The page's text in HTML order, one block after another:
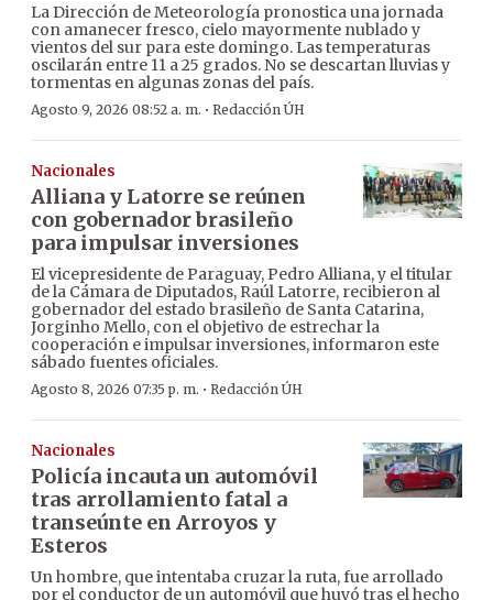
La Dirección de Meteorología pronostica una jornada
con amanecer fresco, cielo mayormente nublado y
vientos del sur para este domingo. Las temperaturas
oscilarán entre 11 a 25 grados. No se descartan lluvias y
tormentas en algunas zonas del país.
Agosto 9, 2026 08:52 a. m. · Redacción ÚH
Nacionales
Alliana y Latorre se reúnen
con gobernador brasileño
para impulsar inversiones
El vicepresidente de Paraguay, Pedro Alliana, y el titular
de la Cámara de Diputados, Raúl Latorre, recibieron al
gobernador del estado brasileño de Santa Catarina,
Jorginho Mello, con el objetivo de estrechar la
cooperación e impulsar inversiones, informaron este
sábado fuentes oficiales.
Agosto 8, 2026 07:35 p. m. · Redacción ÚH
Nacionales
Policía incauta un automóvil
tras arrollamiento fatal a
transeúnte en Arroyos y
Esteros
Un hombre, que intentaba cruzar la ruta, fue arrollado
por el conductor de un automóvil que huyó tras el hecho